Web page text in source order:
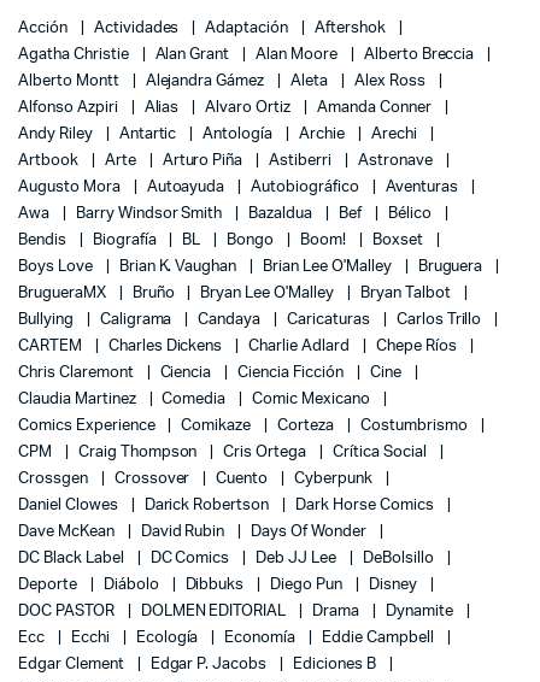
Acción Actividades Adaptación
Aftershok
Agatha Christie
Alan Grant Alan Moore
Alberto Breccia
Alberto Montt
Alejandra Gámez Aleta
Alex Ross
Alfonso Azpiri
Alias Alvaro Ortiz
Amanda Conner
Andy Riley
Antartic Antología Archie
Arechi
Artbook
Arte Arturo Piña Astiberri
Astronave
Augusto Mora
Autoayuda Autobiográfico
Aventuras
Awa
Barry Windsor Smith Bazaldua Bef
Bélico
Bendis
Biografía BL Bongo Boom!
Boxset
Boys Love
Brian K. Vaughan Brian Lee O'Malley
Bruguera
BrugueraMX
Bruño Bryan Lee O'Malley
Bryan Talbot
Bullying
Caligrama Candaya Caricaturas
Carlos Trillo
CARTEM
Charles Dickens Charlie Adlard
Chepe Ríos
Chris Claremont
Ciencia Ciencia Ficción
Cine
Claudia Martinez
Comedia
Comic Mexicano
Comics Experience
Comikaze Corteza
Costumbrismo
CPM
Craig Thompson Cris Ortega
Crítica Social
Crossgen
Crossover Cuento
Cyberpunk
Daniel Clowes
Darick Robertson
Dark Horse Comics
Dave McKean
David Rubin
Days Of Wonder
DC Black Label
DC Comics Deb JJ Lee
DeBolsillo
Deporte
Diábolo Dibbuks Diego Pun
Disney
DOC PASTOR
DOLMEN EDITORIAL Drama
Dynamite
Ecc
Ecchi Ecología Economía
Eddie Campbell
Edgar Clement
Edgar P. Jacobs
Ediciones B